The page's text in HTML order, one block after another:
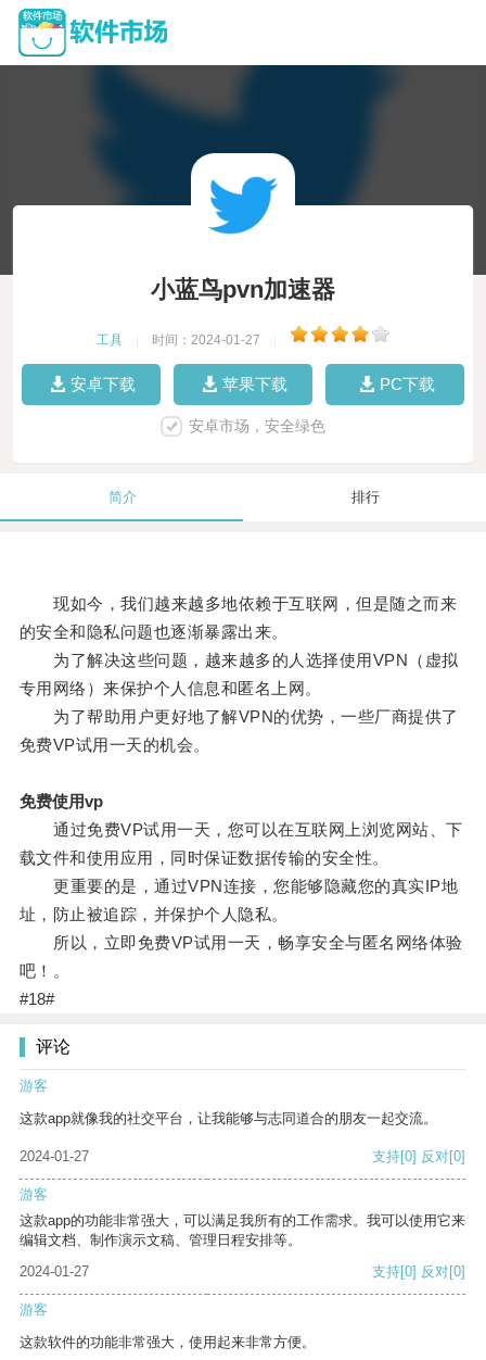
小蓝鸟pvn加速器
工具 时间：2024-01-27
安卓下载 苹果下载 PC下载
安卓市场，安全绿色
简介 排行
现如今，我们越来越多地依赖于互联网，但是随之而来
的安全和隐私问题也逐渐暴露出来。
为了解决这些问题，越来越多的人选择使用VPN（虚拟
专用网络）来保护个人信息和匿名上网。
为了帮助用户更好地了解VPN的优势，一些厂商提供了
免费VP试用一天的机会。
免费使用vp
通过免费VP试用一天，您可以在互联网上浏览网站、下
载文件和使用应用，同时保证数据传输的安全性。
更重要的是，通过VPN连接，您能够隐藏您的真实IP地
址，防止被追踪，并保护个人隐私。
所以，立即免费VP试用一天，畅享安全与匿名网络体验
吧！。
#18#
评论
游客
这款app就像我的社交平台，让我能够与志同道合的朋友一起交流。
2024-01-27 支持[0] 反对[0]
游客
这款app的功能非常强大，可以满足我所有的工作需求。我可以使用它来
编辑文档、制作演示文稿、管理日程安排等。
2024-01-27
支持[0] 反对[0]
游客
这款软件的功能非常强大，使用起来非常方便。